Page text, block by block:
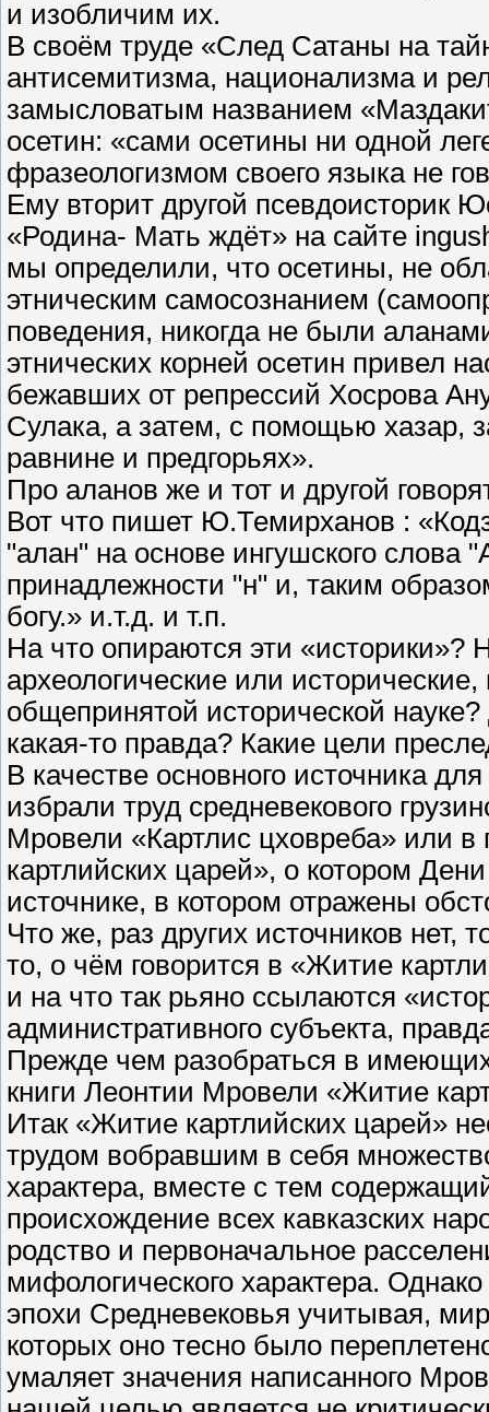
и изобличим их.
В своём труде «След Сатаны на
антисемитизма, национализма и
замысловатым названием
осетин: «сами осетины ни одной
фразеологизмом своего языка не
Ему вторит другой псевдоисторик
«Родина- Мать ждёт» на сайте
мы определили, что осетины, не
этническим самосознанием
поведения, никогда не были
этнических корней осетин привел
бежавших от репрессий Хосрова
Сулака, а затем, с помощью хазар,
равнине и предгорьях».
Про аланов же и тот и другой
Вот что пишет Ю.Темирханов :
"алан" на основе ингушского
принадлежности "н" и, таким
богу.» и.т.д. и т.п.
На что опираются эти «историки»?
археологические или
общепринятой исторической
какая-то правда? Какие цели
В качестве основного источника
избрали труд средневекового
Мровели «Картлис цховреба» или
картлийских царей», о котором
источнике, в котором отражены
Что же, раз других источников нет,
то, о чём говорится в «Житие
и на что так рьяно ссылаются
административного субъекта,
Прежде чем разобраться в
книги Леонтии Мровели «Житие
Итак «Житие картлийских царей»
трудом вобравшим в себя
характера, вместе с тем
происхождение всех кавказских
родство и первоначальное
мифологического характера.
эпохи Средневековья учитывая,
которых оно тесно было
умаляет значения написанного